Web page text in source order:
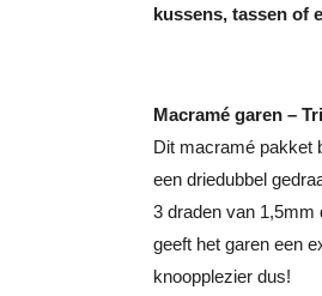
kussens, tassen of
Macramé garen –
Dit macramé pakket
een driedubbel
3 draden van
geeft het garen een
knoopplezier dus!